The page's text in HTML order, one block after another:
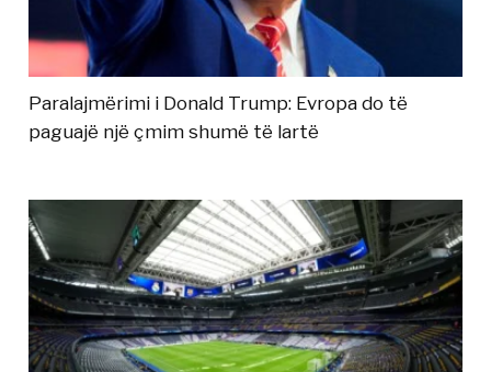
Paralajmërimi i Donald Trump: Evropa do të
paguajë një çmim shumë të lartë